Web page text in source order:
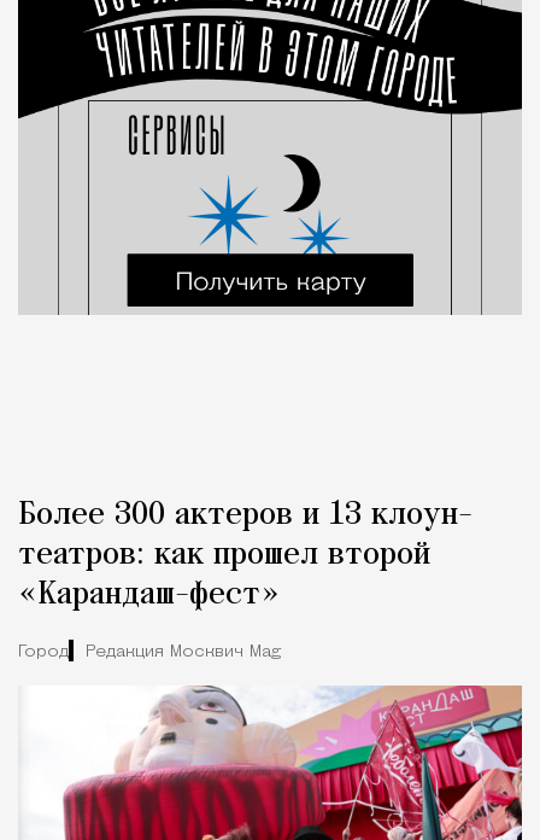
Более 300 актеров и 13 клоун-
театров: как прошел второй
«Карандаш-фест»
Город Редакция Москвич Mag